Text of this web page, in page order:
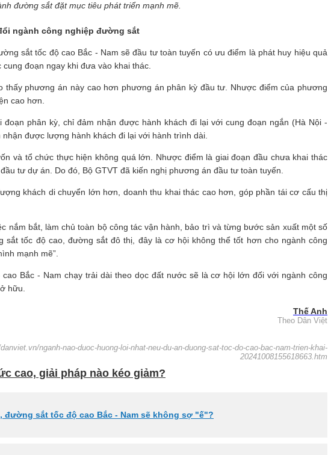
đường sắt đặt mục tiêu phát triển mạnh mẽ.
ngành công nghiệp đường sắt
sắt tốc độ cao Bắc - Nam sẽ đầu tư toàn tuyến có ưu điểm là phát huy hiệu quả
đoạn ngay khi đưa vào khai thác.
thấy phương án này cao hơn phương án phân kỳ đầu tư. Nhược điểm của phương
cao hơn.
phân kỳ, chỉ đảm nhận được hành khách đi lại với cung đoạn ngắn (Hà Nội -
nhận được lượng hành khách đi lại với hành trình dài.
và tổ chức thực hiện không quá lớn. Nhược điểm là giai đoạn đầu chưa khai thác
tư dự án. Do đó, Bộ GTVT đã kiến nghị phương án đầu tư toàn tuyến.
khách di chuyển lớn hơn, doanh thu khai thác cao hơn, góp phần tái cơ cấu thị
nắm bắt, làm chủ toàn bộ công tác vận hành, bảo trì và từng bước sản xuất một số
sắt tốc độ cao, đường sắt đô thị, đây là cơ hội không thể tốt hơn cho ngành công
mạnh mẽ”.
Bắc - Nam chạy trải dài theo dọc đất nước sẽ là cơ hội lớn đối với ngành công
hữu.
Thế Anh
Theo Dân Việt
nganh-nao-duoc-huong-loi-nhat-neu-du-an-duong-sat-toc-do-cao-bac-nam-trien-khai-
20241008155618663.htm
cao, giải pháp nào kéo giảm?
đường sắt tốc độ cao Bắc - Nam sẽ không sợ "ế"?